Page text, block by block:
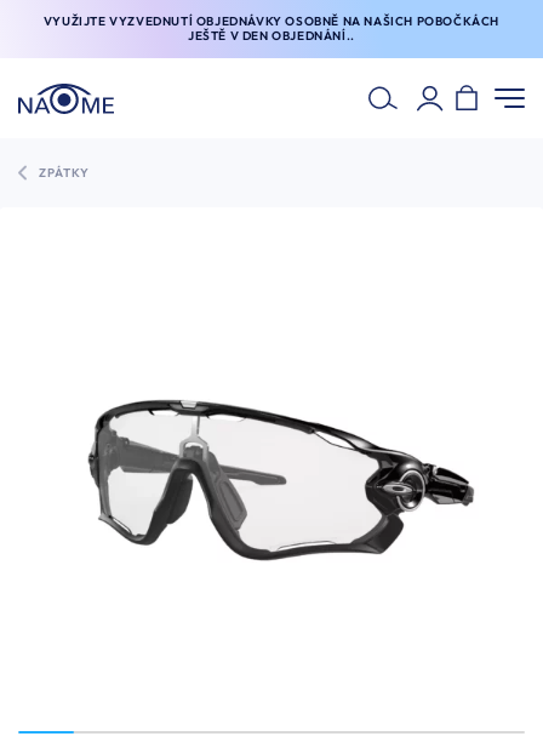
VYUŽIJTE VYZVEDNUTÍ OBJEDNÁVKY OSOBNĚ NA NAŠICH POBOČKÁCH
JEŠTĚ V DEN OBJEDNÁNÍ..
ZPÁTKY